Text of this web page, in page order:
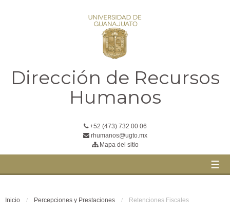
Dirección de Recursos
Humanos
+52 (473) 732 00 06
rhumanos@ugto.mx
Mapa del sitio
☰
Inicio Percepciones y Prestaciones Retenciones Fiscales